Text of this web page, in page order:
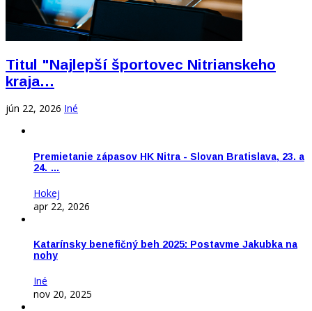
Titul "Najlepší športovec Nitrianskeho
kraja…
jún 22, 2026 Iné
Premietanie zápasov HK Nitra - Slovan Bratislava, 23. a
24. …
Hokej
apr 22, 2026
Katarínsky benefičný beh 2025: Postavme Jakubka na
nohy
Iné
nov 20, 2025